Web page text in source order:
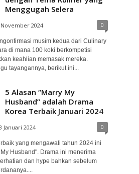
Menggugah Selera
November 2024 0
musim kedua dari Culinary
di mana 100 koki berkompetisi
keahlian memasak mereka.
tayangannya, berikut ini...
5 Alasan “Marry My
Husband” adalah Drama
Korea Terbaik Januari 2024
Januari 2024 0
yang mengawali tahun 2024 ini
Husband". Drama ini menerima
dan hype bahkan sebelum